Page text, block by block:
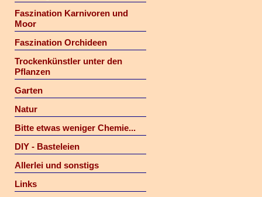
Faszination Karnivoren und
Moor
Faszination Orchideen
Trockenkünstler unter den
Pflanzen
Garten
Natur
Bitte etwas weniger Chemie...
DIY - Basteleien
Allerlei und sonstigs
Links